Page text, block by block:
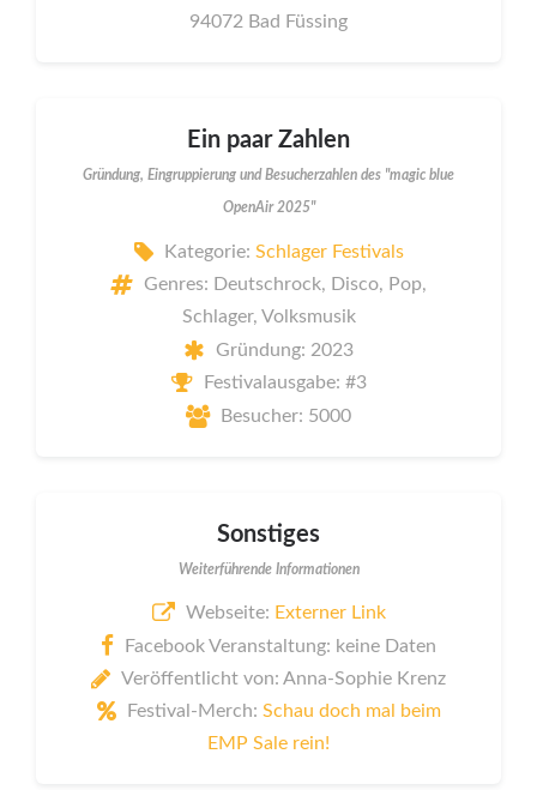
94072 Bad Füssing
Ein paar Zahlen
Gründung, Eingruppierung und Besucherzahlen des "magic blue
OpenAir 2025"
Kategorie: Schlager Festivals
Genres: Deutschrock, Disco, Pop,
Schlager, Volksmusik
Gründung: 2023
Festivalausgabe: #3
Besucher: 5000
Sonstiges
Weiterführende Informationen
Webseite: Externer Link
Facebook Veranstaltung: keine Daten
Veröffentlicht von: Anna-Sophie Krenz
Festival-Merch: Schau doch mal beim
EMP Sale rein!